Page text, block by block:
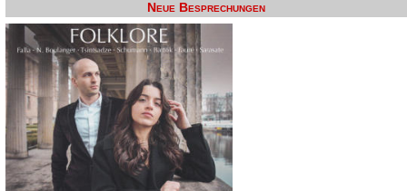
Neue Besprechungen